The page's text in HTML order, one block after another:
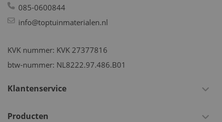
085-0600844
info@toptuinmaterialen.nl
KVK nummer: KVK 27377816
btw-nummer: NL8222.97.486.B01
Klantenservice
Producten